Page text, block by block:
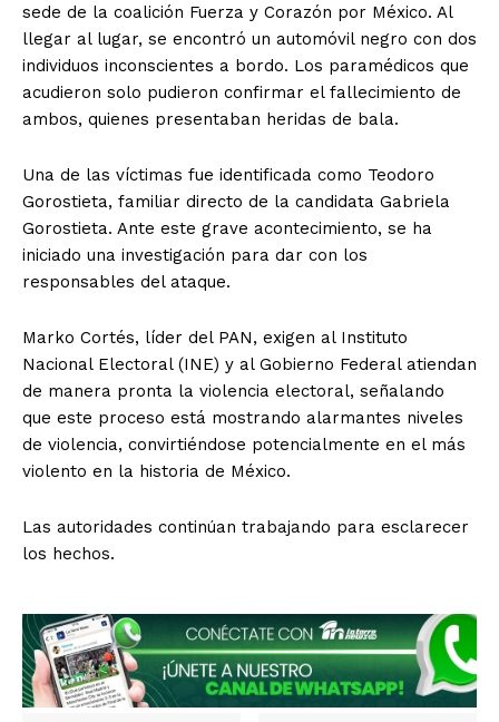
El Suplemento
sede de la coalición Fuerza y Corazón por México. Al
llegar al lugar, se encontró un automóvil negro con dos
individuos inconscientes a bordo. Los paramédicos que
acudieron solo pudieron confirmar el fallecimiento de
ambos, quienes presentaban heridas de bala.
Una de las víctimas fue identificada como Teodoro
Gorostieta, familiar directo de la candidata Gabriela
Gorostieta. Ante este grave acontecimiento, se ha
iniciado una investigación para dar con los
responsables del ataque.
Marko Cortés, líder del PAN, exigen al Instituto
Nacional Electoral (INE) y al Gobierno Federal atiendan
de manera pronta la violencia electoral, señalando
que este proceso está mostrando alarmantes niveles
de violencia, convirtiéndose potencialmente en el más
violento en la historia de México.
Las autoridades continúan trabajando para esclarecer
los hechos.